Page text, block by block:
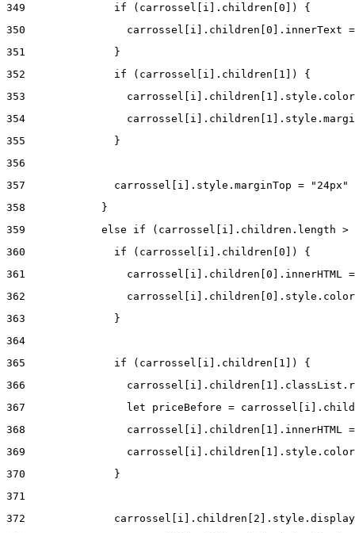
349
              if (carrossel[i].children[0]) {
350
carrossel[i].children[0].innerText
351
              }
352
              if (carrossel[i].children[1]) {
353
354
355
              }
356
357
              carrossel[i].style.marginTop = "24px"
358
            }
359
else if (carrossel[i].children.length
360
              if (carrossel[i].children[0]) {
361
carrossel[i].children[0].innerHTML
362
363
              }
364
365
              if (carrossel[i].children[1]) {
366
367
let priceBefore =
368
carrossel[i].children[1].innerHTML
369
370
              }
371
372